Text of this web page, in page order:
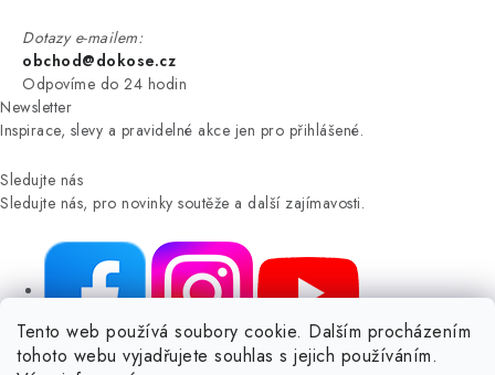
Tento web používá soubory cookie. Dalším procházením
tohoto webu vyjadřujete souhlas s jejich používáním.
Dotazy e-mailem:
obchod@dokose.cz
Odpovíme do 24 hodin
Newsletter
Inspirace, slevy a pravidelné akce jen pro přihlášené.
Sledujte nás
Sledujte nás, pro novinky soutěže a další zajímavosti.
NIKARO, s.r.o. - Dokoše.cz, Veselka 48, 259 01 Olbramovice -